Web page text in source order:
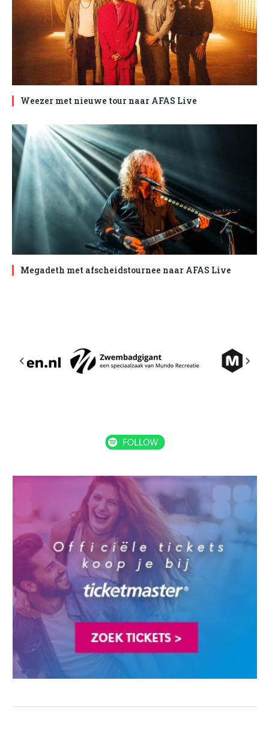
Weezer met nieuwe tour naar AFAS Live
Megadeth met afscheidstournee naar AFAS Live